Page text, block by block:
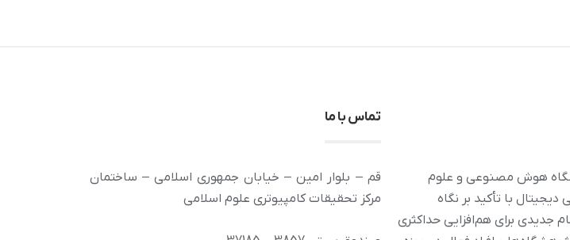
هوش مصنوعی و علوم
دیجیتال با تأکید بر نگاه
جدیدی برای هم‌افزایی حداکثری
تماس با ما
قم – بلوار امین – خیابان جمهوری اسلامی – ساختمان
مرکز تحقیقات کامپیوتری علوم اسلامی